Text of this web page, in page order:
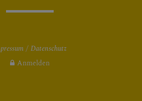
Datenschutz
Anmelden